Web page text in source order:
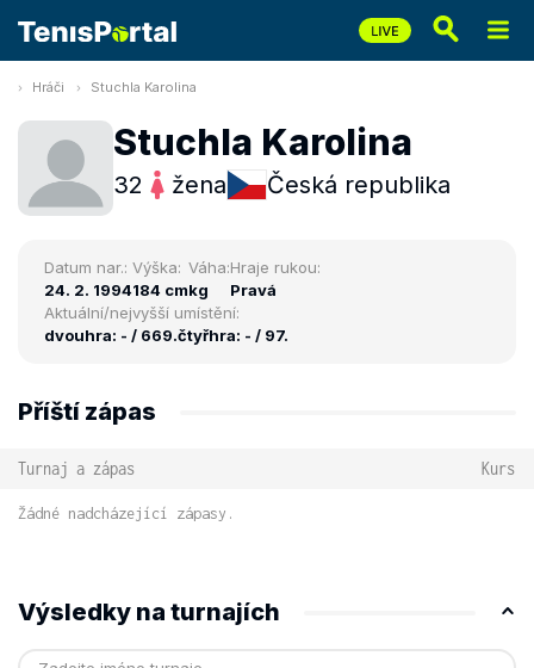
Hráči Stuchla Karolina
Stuchla Karolina
32 žena Česká republika
Datum nar.:
24. 2. 1994
Výška:
184 cm
Váha:
kg
Hraje rukou:
Pravá
Aktuální/nejvyšší umístění:
dvouhra: - / 669.čtyřhra: - / 97.
Příští zápas
Turnaj a zápas Kurs
Žádné nadcházející zápasy.
Výsledky na turnajích